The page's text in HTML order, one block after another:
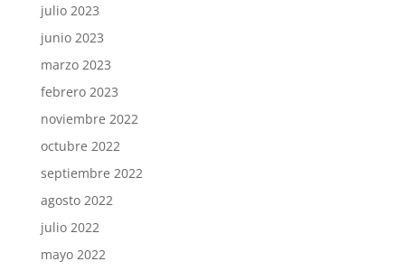
julio 2023
junio 2023
marzo 2023
febrero 2023
noviembre 2022
octubre 2022
septiembre 2022
agosto 2022
julio 2022
mayo 2022